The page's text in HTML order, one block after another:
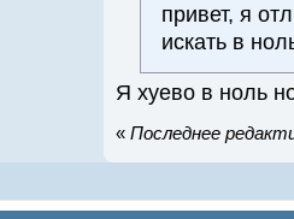
привет, я
искать в
Я хуево в ноль
« Последнее